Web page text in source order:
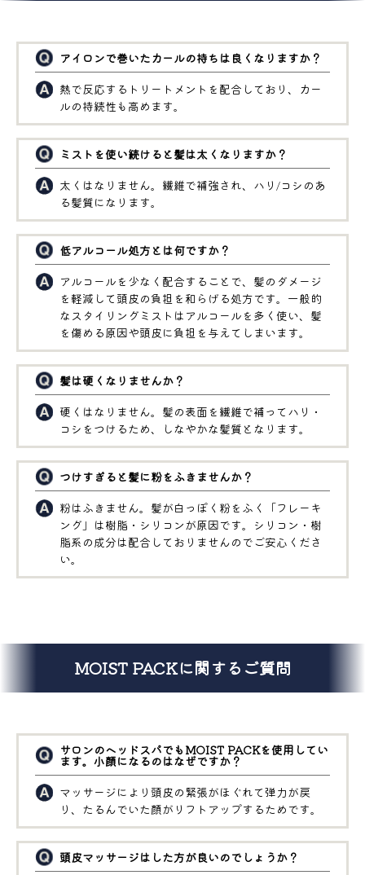
アイロンで巻いたカールの持ちは良くなりますか？
熱で反応するトリートメントを配合しており、カー
ルの持続性も高めます。
ミストを使い続けると髪は太くなりますか？
太くはなりません。繊維で補強され、ハリ/コシのあ
る髪質になります。
低アルコール処方とは何ですか？
アルコールを少なく配合することで、髪のダメージ
を軽減して頭皮の負担を和らげる処方です。一般的
なスタイリングミストはアルコールを多く使い、髪
を傷める原因や頭皮に負担を与えてしまいます。
髪は硬くなりませんか？
硬くはなりません。髪の表面を繊維で補ってハリ・
コシをつけるため、しなやかな髪質となります。
つけすぎると髪に粉をふきませんか？
粉はふきません。髪が白っぽく粉をふく「フレーキ
ング」は樹脂・シリコンが原因です。シリコン・樹
脂系の成分は配合しておりませんのでご安心くださ
い。
MOIST PACKに関するご質問
サロンのヘッドスパでもMOIST PACKを使用してい
ます。小顔になるのはなぜですか？
マッサージにより頭皮の緊張がほぐれて弾力が戻
り、たるんでいた顔がリフトアップするためです。
頭皮マッサージはした方が良いのでしょうか？